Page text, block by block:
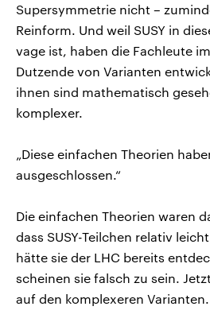
Supersymmetrie nicht –
Reinform. Und weil SUSY in
vage ist, haben die Fachleute
Dutzende von Varianten
ihnen sind mathematisch
komplexer.
„Diese einfachen Theorien
ausgeschlossen.“
Die einfachen Theorien waren
dass SUSY-Teilchen relativ
hätte sie der LHC bereits
scheinen sie falsch zu sein.
auf den komplexeren Varianten.